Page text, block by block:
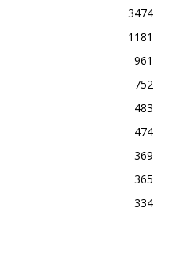
3474
1181
961
752
483
474
369
365
334